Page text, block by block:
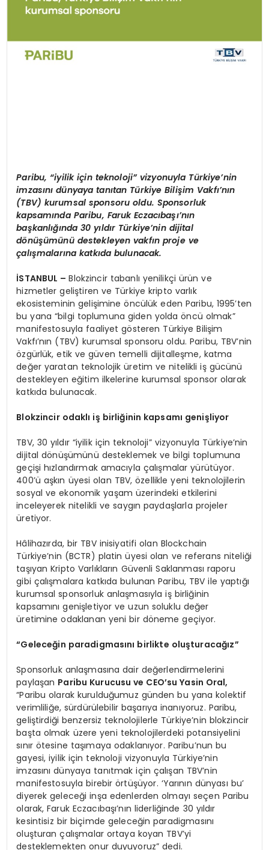
Paribu, “iyilik için teknoloji” vizyonuyla Türkiye’nin
imzasını dünyaya tanıtan Türkiye Bilişim Vakfı’nın
(TBV) kurumsal sponsoru oldu. Sponsorluk
kapsamında Paribu, Faruk Eczacıbaşı’nın
başkanlığında 30 yıldır Türkiye’nin dijital
dönüşümünü destekleyen vakfın proje ve
çalışmalarına katkıda bulunacak.
İSTANBUL –Blokzincir tabanlı yenilikçi ürün ve
hizmetler geliştiren ve Türkiye kripto varlık
ekosisteminin gelişimine öncülük eden Paribu, 1995’ten
bu yana “bilgi toplumuna giden yolda öncü olmak”
manifestosuyla faaliyet gösteren Türkiye Bilişim
Vakfı’nın (TBV) kurumsal sponsoru oldu. Paribu, TBV’nin
özgürlük, etik ve güven temelli dijitalleşme, katma
değer yaratan teknolojik üretim ve nitelikli iş gücünü
destekleyen eğitim ilkelerine kurumsal sponsor olarak
katkıda bulunacak.
Blokzincir odaklı iş birliğinin kapsamı genişliyor
TBV, 30 yıldır “iyilik için teknoloji” vizyonuyla Türkiye’nin
dijital dönüşümünü desteklemek ve bilgi toplumuna
geçişi hızlandırmak amacıyla çalışmalar yürütüyor.
400’ü aşkın üyesi olan TBV, özellikle yeni teknolojilerin
sosyal ve ekonomik yaşam üzerindeki etkilerini
inceleyerek nitelikli ve saygın paydaşlarla projeler
üretiyor.
Hâlihazırda, bir TBV inisiyatifi olan Blockchain
Türkiye’nin (BCTR) platin üyesi olan ve referans niteliği
taşıyan Kripto Varlıkların Güvenli Saklanması raporu
gibi çalışmalara katkıda bulunan Paribu, TBV ile yaptığı
kurumsal sponsorluk anlaşmasıyla iş birliğinin
kapsamını genişletiyor ve uzun soluklu değer
üretimine odaklanan yeni bir döneme geçiyor.
“Geleceğin paradigmasını birlikte oluşturacağız”
Sponsorluk anlaşmasına dair değerlendirmelerini
paylaşan Paribu Kurucusu ve CEO’su Yasin Oral,
“Paribu olarak kurulduğumuz günden bu yana kolektif
verimliliğe, sürdürülebilir başarıya inanıyoruz. Paribu,
geliştirdiği benzersiz teknolojilerle Türkiye’nin blokzincir
başta olmak üzere yeni teknolojilerdeki potansiyelini
sınır ötesine taşımaya odaklanıyor. Paribu’nun bu
gayesi, iyilik için teknoloji vizyonuyla Türkiye’nin
imzasını dünyaya tanıtmak için çalışan TBV’nin
manifestosuyla birebir örtüşüyor. ‘Yarının dünyası bu’
diyerek geleceği inşa edenlerden olmayı seçen Paribu
olarak, Faruk Eczacıbaşı’nın liderliğinde 30 yıldır
kesintisiz bir biçimde geleceğin paradigmasını
oluşturan çalışmalar ortaya koyan TBV’yi
desteklemekten onur duyuyoruz” dedi.